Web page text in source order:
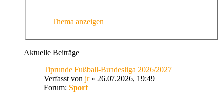
Thema anzeigen
Aktuelle Beiträge
Tiprunde Fußball-Bundesliga 2026/2027
Verfasst von jr» 26.07.2026, 19:49
Forum: Sport